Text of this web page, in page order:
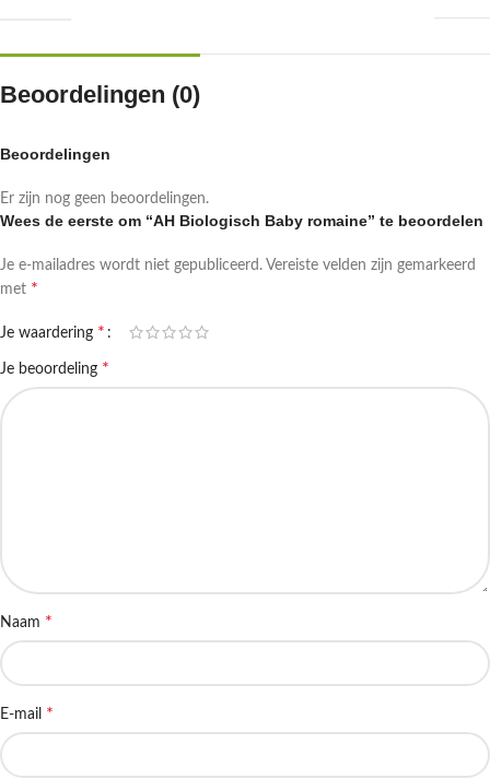
Beoordelingen (0)
Beoordelingen
Er zijn nog geen beoordelingen.
Wees de eerste om “AH Biologisch Baby romaine” te beoordelen
Je e-mailadres wordt niet gepubliceerd. Vereiste velden zijn gemarkeerd
met *
Je waardering *
Je beoordeling *
Naam *
E-mail *